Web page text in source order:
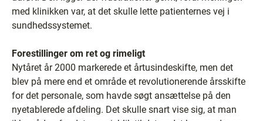
med klinikken var, at det skulle lette patienternes vej i
sundhedssystemet.
Forestillinger om ret og rimeligt
Nytåret år 2000 markerede et årtusindeskifte, men det
blev på mere end et område et revolutionerende årsskifte
for det personale, som havde søgt ansættelse på den
nyetablerede afdeling. Det skulle snart vise sig, at man